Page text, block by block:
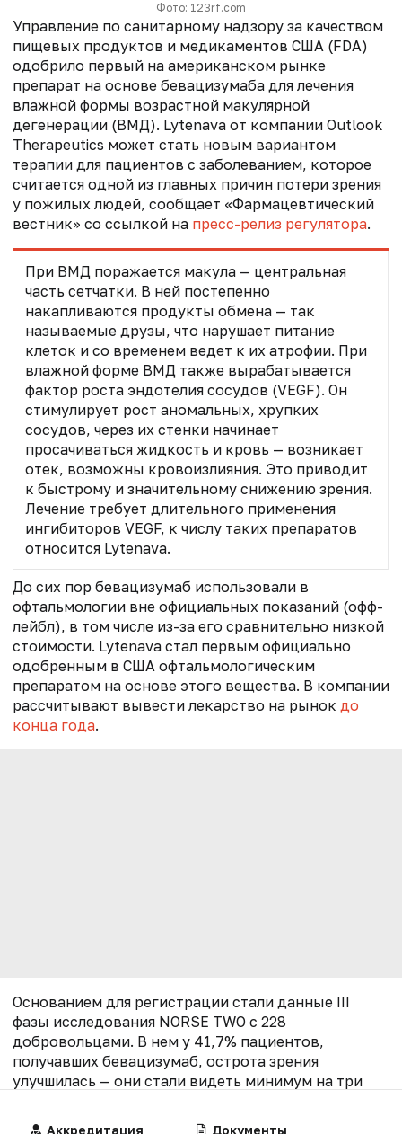
Фото: 123rf.com
Управление по санитарному надзору за качеством
пищевых продуктов и медикаментов США (FDA)
одобрило первый на американском рынке
препарат на основе бевацизумаба для лечения
влажной формы возрастной макулярной
дегенерации (ВМД). Lytenava от компании Outlook
Therapeutics может стать новым вариантом
терапии для пациентов с заболеванием, которое
считается одной из главных причин потери зрения
у пожилых людей, сообщает «Фармацевтический
вестник» со ссылкой на пресс-релиз регулятора.
При ВМД поражается макула — центральная
часть сетчатки. В ней постепенно
накапливаются продукты обмена — так
называемые друзы, что нарушает питание
клеток и со временем ведет к их атрофии. При
влажной форме ВМД также вырабатывается
фактор роста эндотелия сосудов (VEGF). Он
стимулирует рост аномальных, хрупких
сосудов, через их стенки начинает
просачиваться жидкость и кровь — возникает
отек, возможны кровоизлияния. Это приводит
к быстрому и значительному снижению зрения.
Лечение требует длительного применения
ингибиторов VEGF, к числу таких препаратов
относится Lytenava.
До сих пор бевацизумаб использовали в
офтальмологии вне официальных показаний (офф-
лейбл), в том числе из-за его сравнительно низкой
стоимости. Lytenava стал первым официально
одобренным в США офтальмологическим
препаратом на основе этого вещества. В компании
рассчитывают вывести лекарство на рынок до
конца года.
Основанием для регистрации стали данные III
фазы исследования NORSE TWO с 228
добровольцами. В нем у 41,7% пациентов,
получавших бевацизумаб, острота зрения
улучшилась — они стали видеть минимум на три
контрольной группе такой результат показали
Алгоритмы Калькуляторы
Аккредитация Документы